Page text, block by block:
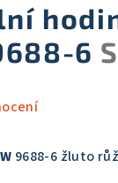
6
9688-6 žluto